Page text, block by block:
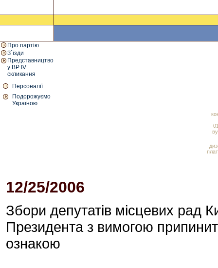
Про партію
З`їзди
Представництво
у ВР IV
скликання
Персоналії
Подорожуємо
Україною
12/25/2006
Збори депутатів місцевих рад
Президента з вимогою
ознакою